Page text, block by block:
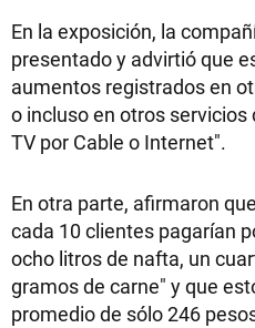
En la exposición, la
presentado y advirtió que
aumentos registrados en
o incluso en otros
TV por Cable o Internet".
En otra parte, afirmaron
cada 10 clientes pagarían
ocho litros de nafta, un
gramos de carne" y que
promedio de sólo 246